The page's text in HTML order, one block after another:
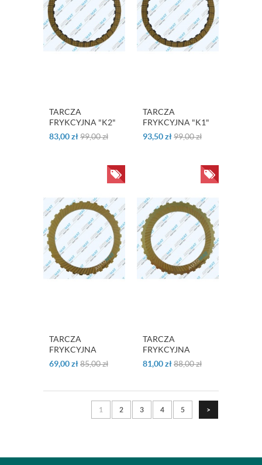
TARCZA
FRYKCYJNA "K2"
DSG / 02E
83,00zł99,00zł
TARCZA
FRYKCYJNA "K1"
DSG / 02E
93,50zł99,00zł
TARCZA
FRYKCYJNA
"FORWARD"
MPS6
69,00zł85,00zł
TARCZA
FRYKCYJNA
"REVERSE" MPS6
81,00zł88,00zł
1 2 3 4 5 >